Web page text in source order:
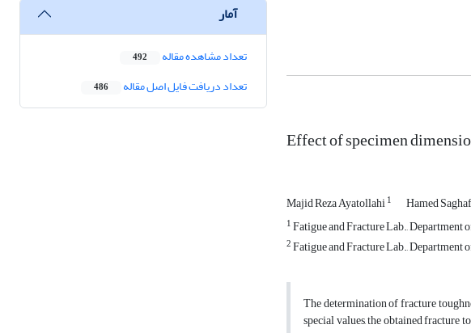
Effect of specimen
Majid Reza Ayatollahi1 Hamed
1Fatigue and Fracture Lab., Department
2Fatigue and Fracture Lab., Department
The determination of fracture
special values, the obtained fracture
آمار
تعداد مشاهده مقاله 492
تعداد دریافت فایل اصل مقاله 486